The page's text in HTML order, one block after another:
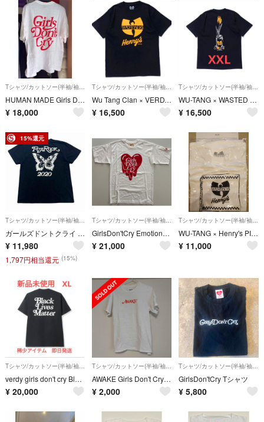
HUMAN MADE Girls Don't Cry GDC T-Shirt L
¥ 18,000
Wu Tang Clan × VERDY 新品 XL
¥ 16,500
WU-TANG × WASTED YOUTH T-SHIRT XXL 新品
¥ 16,500
15%還元
Tシャツ/カットソー(半袖/袖なし)
ガールズドントクライ Girls Don't Cry Tシャツ 半袖 メンズ L ブラック 蝶 バタフライ バックプリント クルーネック 2020 フジロック
¥ 11,980
1,797円相当還元 (15%)
Tシャツ/カットソー(半袖/袖なし)
GirlsDon'tCry EmotionallyUnavailable Tee
¥ 21,000
Tシャツ/カットソー(半袖/袖なし)
WU-TANG × Henry's PIZZA T-SHIRT ホワイト L
¥ 11,000
Tシャツ/カットソー(半袖/袖なし)
verdy girls don't cry Black lives matter
¥ 20,000
Tシャツ/カットソー(半袖/袖なし)
AWAKE Girls Don't Cry Tシャツ 古着
¥ 2,000
Tシャツ/カットソー(半袖/袖なし)
GirlsDon'tCry Tシャツ
¥ 5,800